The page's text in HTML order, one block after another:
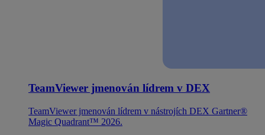
TeamViewer jmenován lídrem v DEX
TeamViewer jmenován lídrem v nástrojích DEX Gartner®
Magic Quadrant™ 2026.